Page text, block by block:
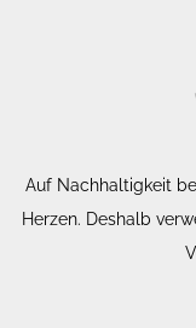
Auf Nachhaltigkeit
Herzen. Deshalb